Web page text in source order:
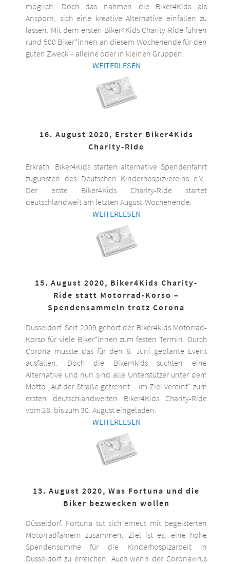
möglich. Doch das nahmen die Biker4Kids als
Ansporn, sich eine kreative Alternative einfallen zu
lassen. Mit dem ersten Biker4Kids Charity-Ride fuhren
rund 500 Biker*innen an diesem Wochenende für den
guten Zweck – alleine oder in kleinen Gruppen.
WEITERLESEN
16. August 2020, Erster Biker4Kids
Charity-Ride
Erkrath. Biker4Kids starten alternative Spendenfahrt
zugunsten des Deutschen Kinderhospizvereins e.V..
Der erste Biker4Kids Charity-Ride startet
deutschlandweit am letzten August-Wochenende.
WEITERLESEN
15. August 2020, Biker4Kids Charity-
Ride statt Motorrad-Korso –
Spendensammeln trotz Corona
Düsseldorf. Seit 2009 gehört der Biker4kids Motorrad-
Korso für viele Biker*innen zum festen Termin. Durch
Corona musste das für den 6. Juni geplante Event
ausfallen. Doch die Biker4kids suchten eine
Alternative und nun sind alle Unterstützer unter dem
Motto „Auf der Straße getrennt – im Ziel vereint“ zum
ersten deutschlandweiten Biker4Kids Charity-Ride
vom 28. bis zum 30. August eingeladen.
WEITERLESEN
13. August 2020, Was Fortuna und die
Biker bezwecken wollen
Düsseldorf. Fortuna tut sich erneut mit begeisterten
Motorradfahrern zusammen. Ziel ist es, eine hohe
Spendensumme für die Kinderhospizarbeit in
Düsseldorf zu erreichen. Auch wenn der Coronavirus